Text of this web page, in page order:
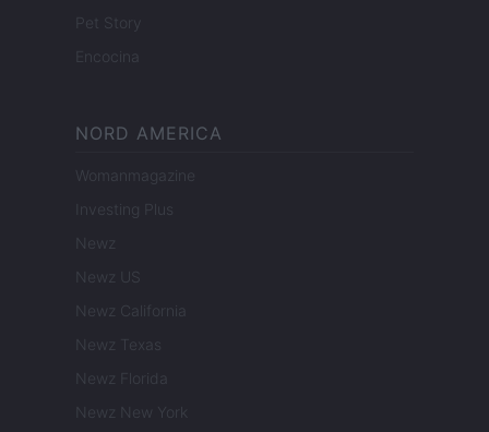
Pet Story
Encocina
NORD AMERICA
Womanmagazine
Investing Plus
Newz
Newz US
Newz California
Newz Texas
Newz Florida
Newz New York